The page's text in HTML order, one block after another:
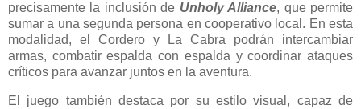
precisamente la inclusión de Unholy Alliance, que permite
sumar a una segunda persona en cooperativo local. En esta
modalidad, el Cordero y La Cabra podrán intercambiar
armas, combatir espalda con espalda y coordinar ataques
críticos para avanzar juntos en la aventura.
El juego también destaca por su estilo visual, capaz de